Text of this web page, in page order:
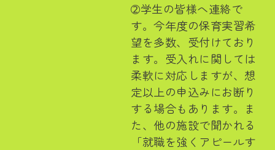
➁学生の皆様へ連絡で
す。今年度の保育実習希
望を多数、受付けており
ます。受入れに関しては
柔軟に対応しますが、想
定以上の申込みにお断り
する場合もあります。ま
た、他の施設で聞かれる
「就職を強くアピールす